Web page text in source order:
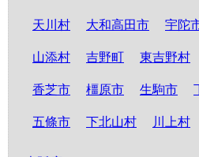
天川村 大和高田市 宇陀
山添村 吉野町 東吉野村
香芝市 橿原市 生駒市
五條市 下北山村 川上村